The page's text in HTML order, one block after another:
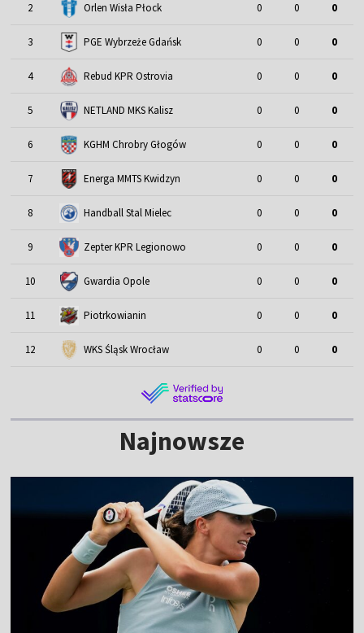
2 Orlen Wisła Płock 0 0 0
3 PGE Wybrzeże Gdańsk 0 0 0
4 Rebud KPR Ostrovia 0 0 0
5 NETLAND MKS Kalisz 0 0 0
6 KGHM Chrobry Głogów 0 0 0
7 Energa MMTS Kwidzyn 0 0 0
8 Handball Stal Mielec 0 0 0
9 Zepter KPR Legionowo 0 0 0
10 Gwardia Opole 0 0 0
11 Piotrkowianin 0 0 0
12 WKS Śląsk Wrocław 0 0 0
Najnowsze